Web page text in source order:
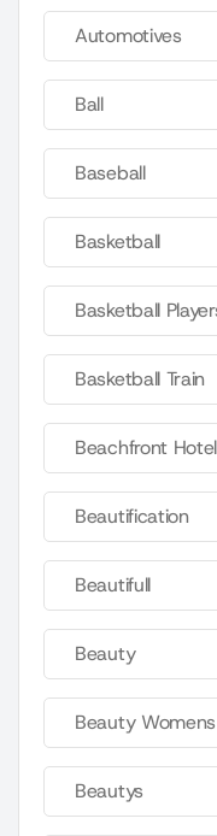
Automotives
Ball
Baseball
Basketball
Basketball
Basketball Train
Beachfront
Beautification
Beautifull
Beauty
Beauty Womens
Beautys